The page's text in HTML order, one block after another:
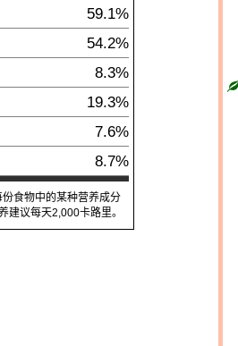
59.1%
54.2%
8.3%
19.3%
7.6%
8.7%
食物中的某种营养成分
建议每天2,000卡路里。